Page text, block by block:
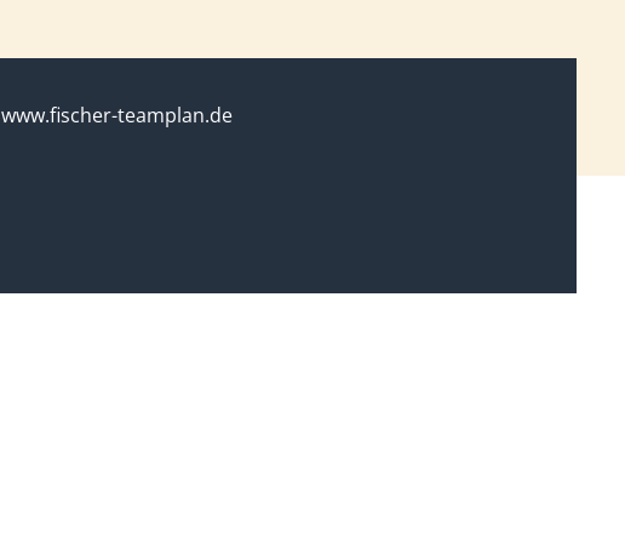
www.fischer-teamplan.de